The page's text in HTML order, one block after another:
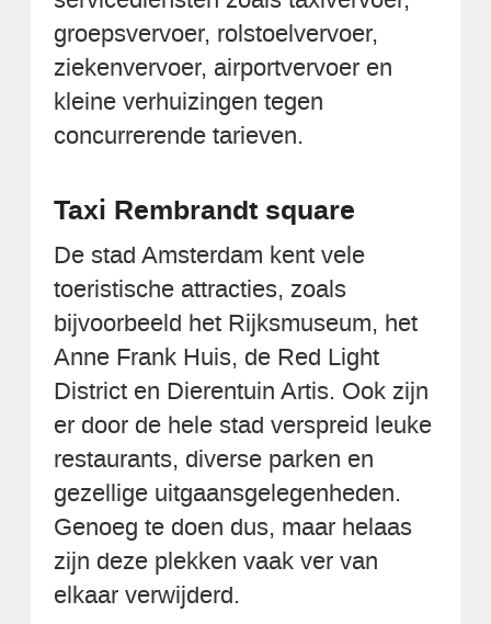
groepsvervoer, rolstoelvervoer,
ziekenvervoer, airportvervoer en
kleine verhuizingen tegen
concurrerende tarieven.
Taxi Rembrandt square
De stad Amsterdam kent vele
toeristische attracties, zoals
bijvoorbeeld het Rijksmuseum, het
Anne Frank Huis, de Red Light
District en Dierentuin Artis. Ook zijn
er door de hele stad verspreid leuke
restaurants, diverse parken en
gezellige uitgaansgelegenheden.
Genoeg te doen dus, maar helaas
zijn deze plekken vaak ver van
elkaar verwijderd.